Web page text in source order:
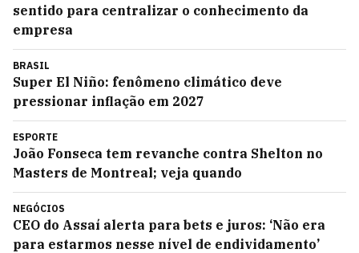
sentido para centralizar o conhecimento da
empresa
BRASIL
Super El Niño: fenômeno climático deve
pressionar inflação em 2027
ESPORTE
João Fonseca tem revanche contra Shelton no
Masters de Montreal; veja quando
NEGÓCIOS
CEO do Assaí alerta para bets e juros: ‘Não era
para estarmos nesse nível de endividamento’